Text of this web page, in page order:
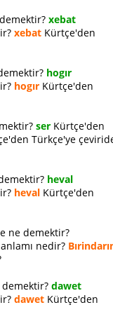
xebat
xebat Kürtçe'den
hogır
hogır Kürtçe'den
ser Kürtçe'den
Türkçe'ye
heval
heval Kürtçe'den
ne demektir?
nedir?
dawet
dawet Kürtçe'den